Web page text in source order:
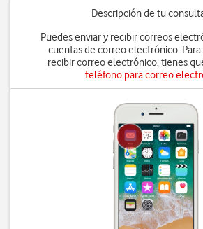
Descripción de tu
Puedes enviar y recibir correos
cuentas de correo electrónico.
recibir correo electrónico, tienes
teléfono para correo